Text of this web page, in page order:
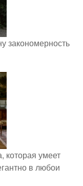
закономерность
которая умеет
в любои